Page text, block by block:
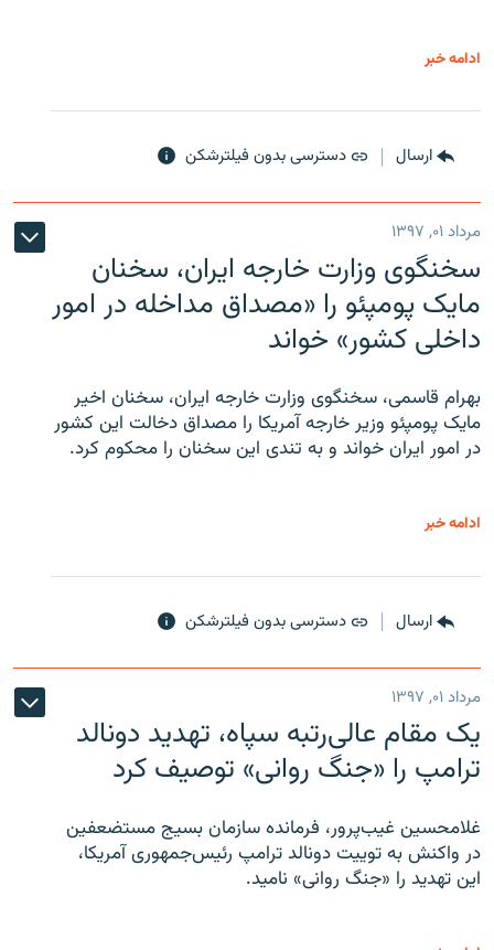
ادامه خبر
ارسال دسترسی بدون فیلترشکن
مرداد ۰۱, ۱۳۹۷
سخنگوی وزارت خارجه ایران، سخنان
مایک پومپئو را «مصداق مداخله در امور
داخلی کشور» خواند
بهرام قاسمی، سخنگوی وزارت خارجه ایران، سخنان اخیر
مایک پومپئو وزیر خارجه آمریکا را مصداق دخالت این کشور
در امور ایران خواند و به تندی این سخنان را محکوم کرد.
ادامه خبر
ارسال دسترسی بدون فیلترشکن
مرداد ۰۱, ۱۳۹۷
یک مقام عالی‌رتبه سپاه، تهدید دونالد
ترامپ را «جنگ روانی» توصیف کرد
غلامحسین غیب‌پرور، فرمانده سازمان بسیج مستضعفین
در واکنش به توییت دونالد ترامپ رئیس‌جمهوری آمریکا،
این تهدید را «جنگ روانی» نامید.